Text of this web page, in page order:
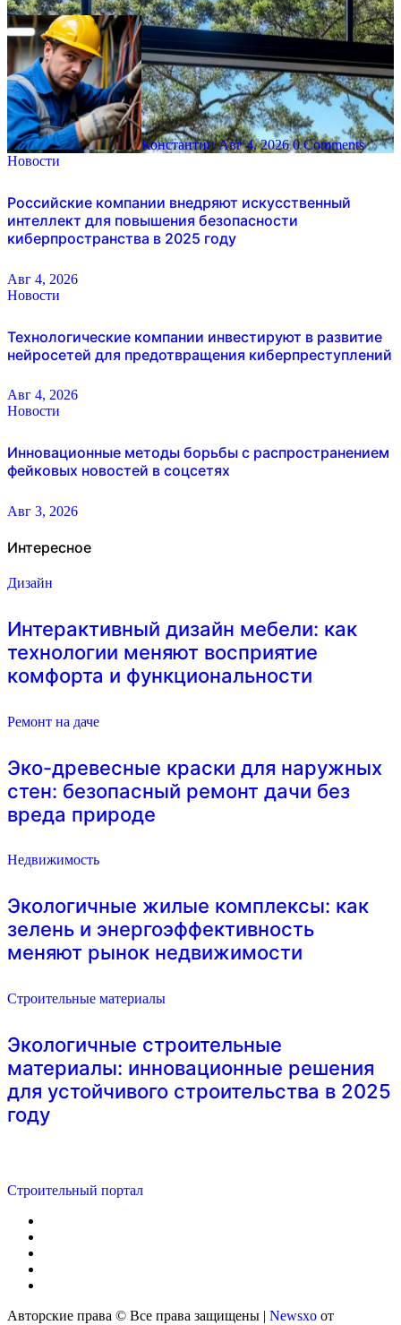
КонстантинАвг 4, 2026 0 Comments
Новости
Российские компании внедряют искусственный
интеллект для повышения безопасности
киберпространства в 2025 году
Авг 4, 2026
Новости
Технологические компании инвестируют в развитие
нейросетей для предотвращения киберпреступлений
Авг 4, 2026
Новости
Инновационные методы борьбы с распространением
фейковых новостей в соцсетях
Авг 3, 2026
Интересное
Дизайн
Интерактивный дизайн мебели: как
технологии меняют восприятие
комфорта и функциональности
Ремонт на даче
Эко-древесные краски для наружных
стен: безопасный ремонт дачи без
вреда природе
Недвижимость
Экологичные жилые комплексы: как
зелень и энергоэффективность
меняют рынок недвижимости
Строительные материалы
Экологичные строительные
материалы: инновационные решения
для устойчивого строительства в 2025
году
Строительный портал
Авторские права © Все права защищены | Newsxo от